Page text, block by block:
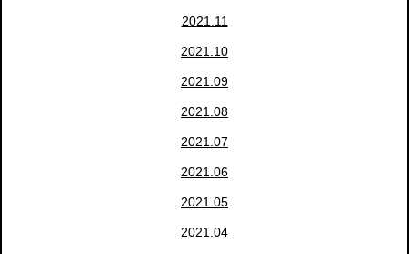
2021.11
2021.10
2021.09
2021.08
2021.07
2021.06
2021.05
2021.04